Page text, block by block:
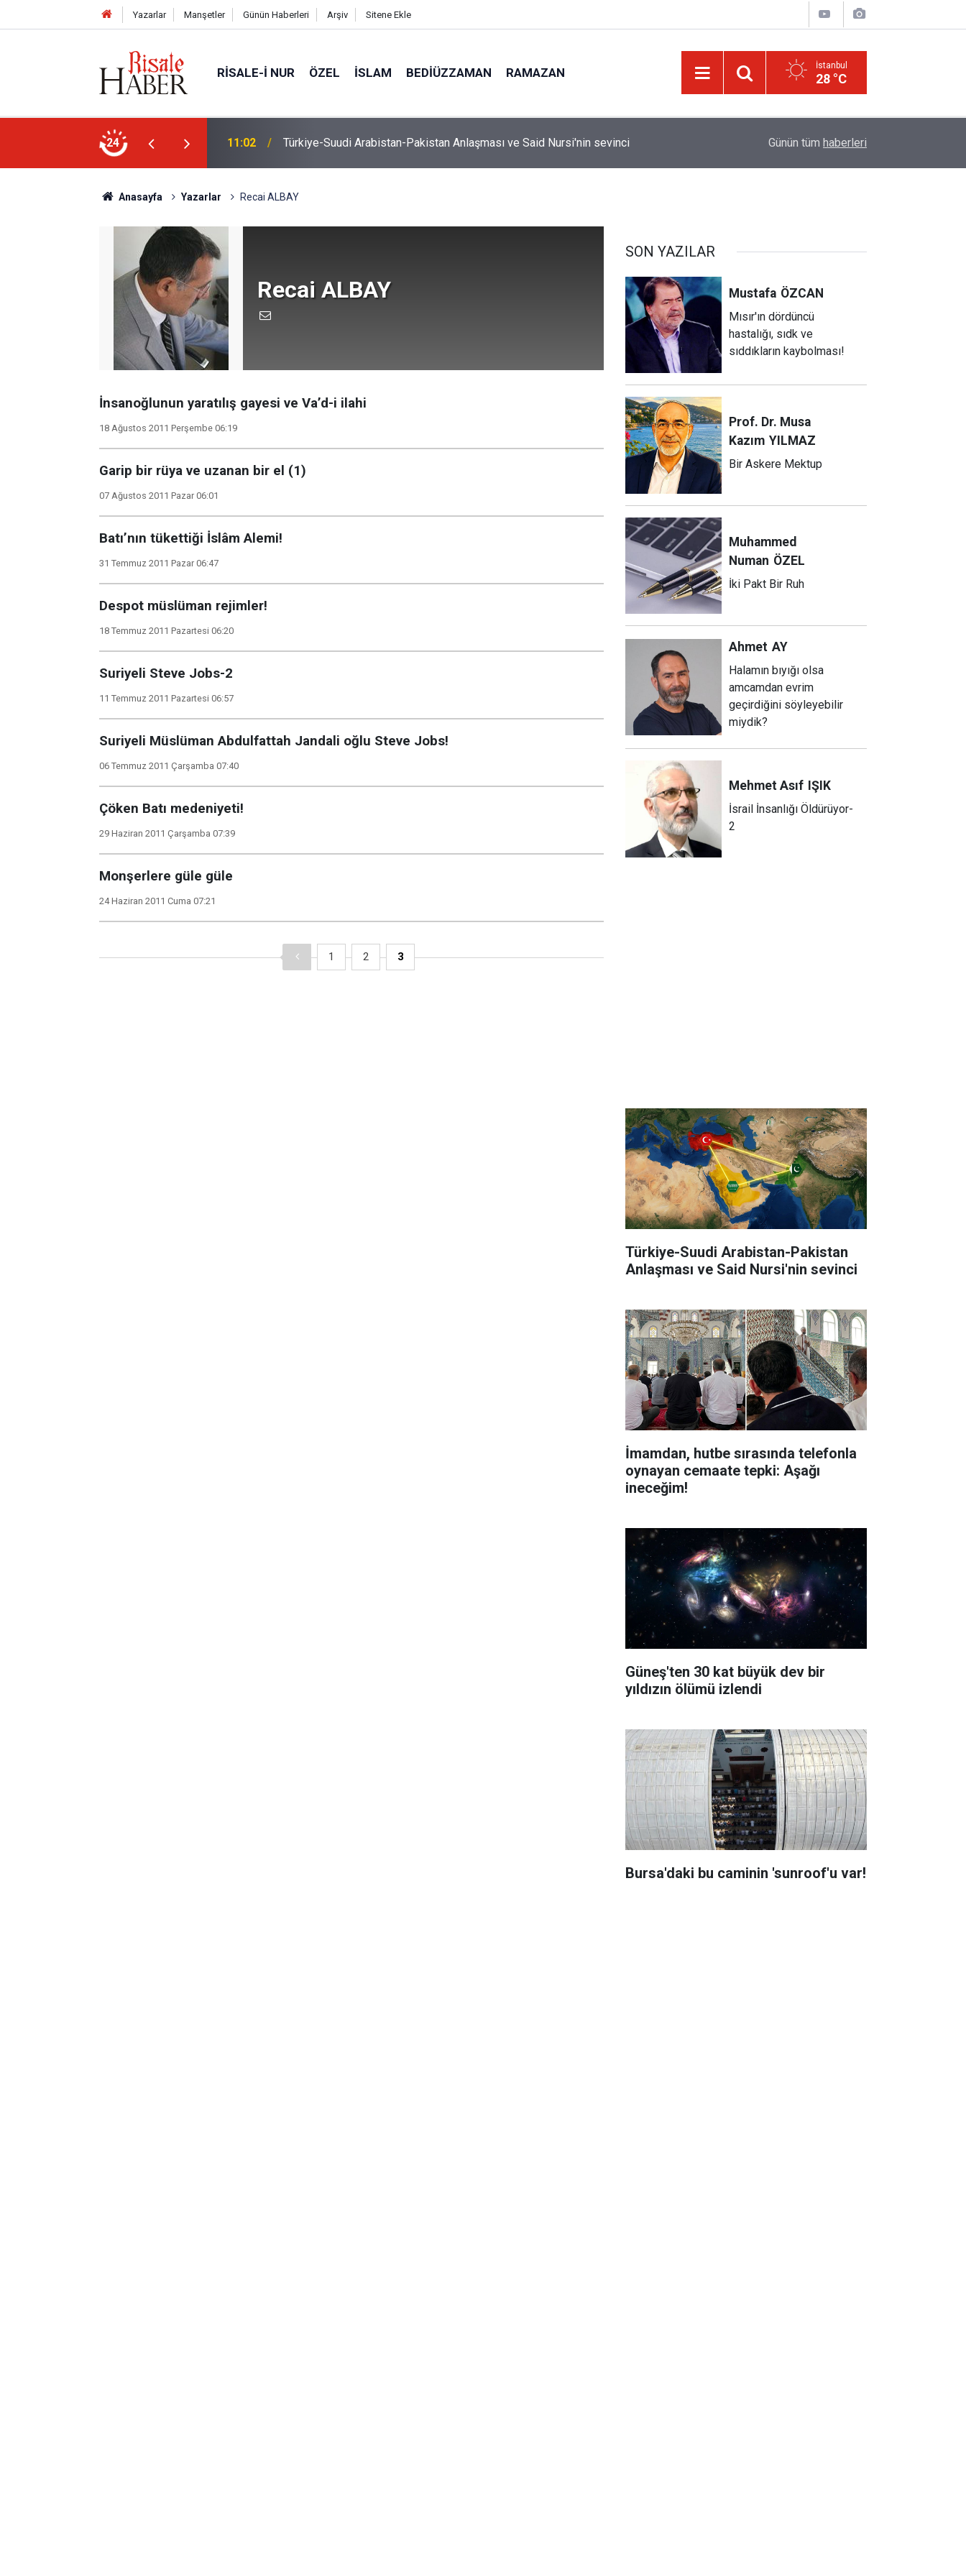
Yazarlar Manşetler Günün Haberleri Arşiv Sitene Ekle
RISALE-I NUR ÖZEL İSLAM BEDIÜZZAMAN RAMAZAN İstanbul
28 °C
24
Anlaşması ve Said Nursi'nin sevinci 10:22 İmamdan, hutbe sırasında telefonla oynayan cemaate tepki: Aşağı ineceğim! Güneş'ten 30 kat büyük dev bir yıldızın ölümü
Günün tüm haberleri
Anasayfa Yazarlar Recai ALBAY
Recai ALBAY
İnsanoğlunun yaratılış gayesi ve Va’d-i ilahi
18 Ağustos 2011 Perşembe 06:19
Garip bir rüya ve uzanan bir el (1)
07 Ağustos 2011 Pazar 06:01
Batı’nın tükettiği İslâm Alemi!
31 Temmuz 2011 Pazar 06:47
Despot müslüman rejimler!
18 Temmuz 2011 Pazartesi 06:20
Suriyeli Steve Jobs-2
11 Temmuz 2011 Pazartesi 06:57
Suriyeli Müslüman Abdulfattah Jandali oğlu Steve Jobs!
06 Temmuz 2011 Çarşamba 07:40
Çöken Batı medeniyeti!
29 Haziran 2011 Çarşamba 07:39
Monşerlere güle güle
24 Haziran 2011 Cuma 07:21
1 2 3
SON YAZILAR
Mustafa ÖZCAN
Mısır'ın dördüncü
hastalığı, sıdk ve
sıddıkların kaybolması!
Prof. Dr. Musa
Kazım YILMAZ
Bir Askere Mektup
Muhammed
Numan ÖZEL
İki Pakt Bir Ruh
Ahmet AY
Halamın bıyığı olsa
amcamdan evrim
geçirdiğini söyleyebilir
miydik?
Mehmet Asıf IŞIK
İsrail İnsanlığı Öldürüyor-
2
Türkiye-Suudi Arabistan-Pakistan
Anlaşması ve Said Nursi'nin sevinci
İmamdan, hutbe sırasında telefonla
oynayan cemaate tepki: Aşağı
ineceğim!
Güneş'ten 30 kat büyük dev bir
yıldızın ölümü izlendi
Bursa'daki bu caminin 'sunroof'u var!